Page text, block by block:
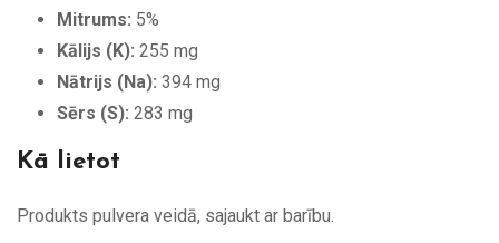
Mitrums: 5%
Kālijs (K): 255 mg
Nātrijs (Na): 394 mg
Sērs (S): 283 mg
Kā lietot
Produkts pulvera veidā, sajaukt ar barību.